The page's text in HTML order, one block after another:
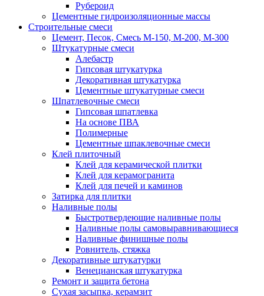
Рубероид
Цементные гидроизоляционные массы
Строительные смеси
Цемент, Песок, Смесь М-150, М-200, М-300
Штукатурные смеси
Алебастр
Гипсовая штукатурка
Декоративная штукатурка
Цементные штукатурные смеси
Шпатлевочные смеси
Гипсовая шпатлевка
На основе ПВА
Полимерные
Цементные шпаклевочные смеси
Клей плиточный
Клей для керамической плитки
Клей для керамогранита
Клей для печей и каминов
Затирка для плитки
Наливные полы
Быстротвердеющие наливные полы
Наливные полы самовыравнивающиеся
Наливные финишные полы
Ровнитель, стяжка
Декоративные штукатурки
Венецианская штукатурка
Ремонт и защита бетона
Сухая засыпка, керамзит